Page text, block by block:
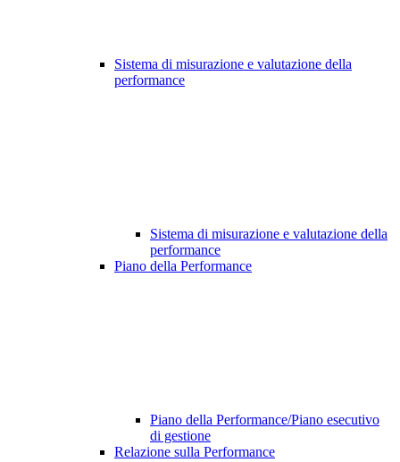
Sistema di misurazione e valutazione della
performance
Sistema di misurazione e valutazione della
performance
Piano della Performance
Piano della Performance/Piano esecutivo
di gestione
Relazione sulla Performance